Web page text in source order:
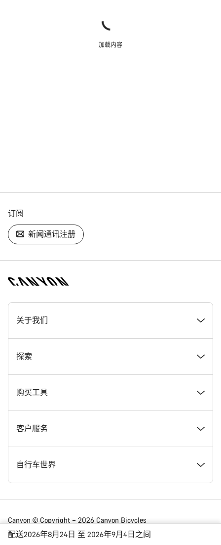
配送2026年8月24日 至 2026年9月4日之间
加载内容
订阅
新闻通讯注册
[footer.linksList.title]
关于我们
奖项
在 Canyon 工作
Canyon 新闻发布室
条款和条件
法律披露
数据保护声明
探索
新闻和故事
提示和建议
Canyon Home Koblenz
会员礼遇
Canyon App
购买工具
找到您梦寐以求的 Canyon 自行车
现货自行车
找到您的 Canyon 尺寸
自行车对比
客户服务
支持中心
服务网点
送货
自行车世界
公路车
砾石车
Canyon © Copyright – 2026 Canyon Bicycles
GmbH – 保留所有权利